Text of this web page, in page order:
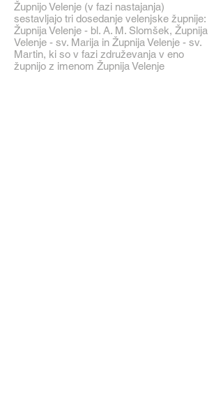
Župnijo Velenje (v fazi nastajanja)
sestavljajo tri dosedanje velenjske župnije:
Župnija Velenje - bl. A. M. Slomšek, Župnija
Velenje - sv. Marija in Župnija Velenje - sv.
Martin, ki so v fazi združevanja v eno
župnijo z imenom Župnija Velenje